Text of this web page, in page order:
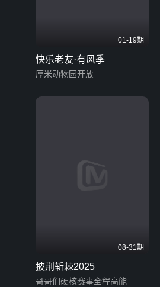
01-19期
快乐老友·有风季
厚米动物园开放
08-31期
披荆斩棘2025
哥哥们硬核赛事全程高能​​